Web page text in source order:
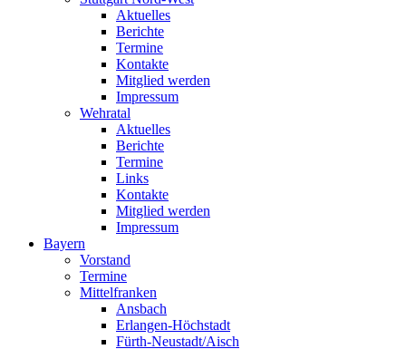
Aktuelles
Berichte
Termine
Kontakte
Mitglied werden
Impressum
Wehratal
Aktuelles
Berichte
Termine
Links
Kontakte
Mitglied werden
Impressum
Bayern
Vorstand
Termine
Mittelfranken
Ansbach
Erlangen-Höchstadt
Fürth-Neustadt/Aisch